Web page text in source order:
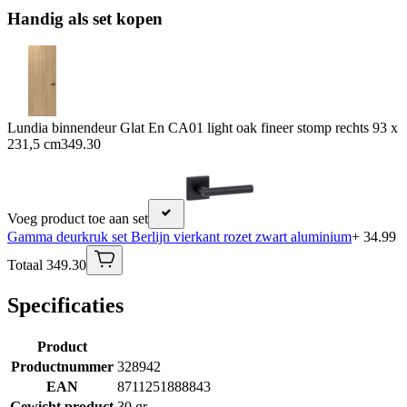
Handig als set kopen
Lundia binnendeur Glat En CA01 light oak fineer stomp rechts 93 x
231,5 cm349.30
Voeg product toe aan set
Gamma deurkruk set Berlijn vierkant rozet zwart aluminium+ 34.99
Totaal 349.30
Specificaties
Product
Productnummer 328942
EAN
8711251888843